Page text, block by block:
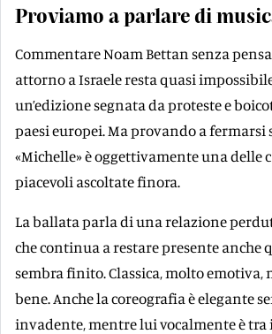
Proviamo a parlare di
Commentare Noam Bettan senza
attorno a Israele resta quasi
un’edizione segnata da proteste e
paesi europei. Ma provando a fermarsi
«Michelle» è oggettivamente una delle
piacevoli ascoltate finora.
La ballata parla di una relazione
che continua a restare presente anche
sembra finito. Classica, molto emotiva,
bene. Anche la coreografia è elegante
invadente, mentre lui vocalmente è